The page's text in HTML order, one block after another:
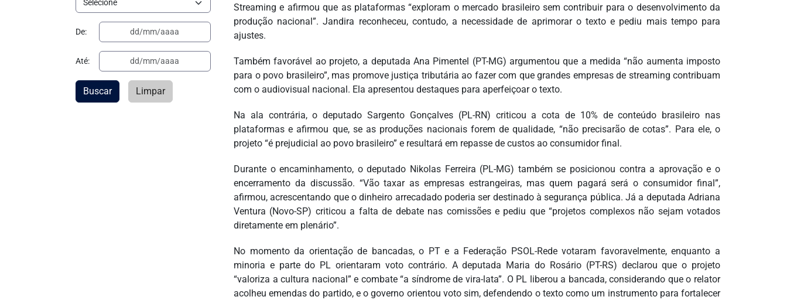
Streaming e afirmou que as plataformas “exploram o mercado brasileiro sem contribuir para o desenvolvimento da
produção nacional”. Jandira reconheceu, contudo, a necessidade de aprimorar o texto e pediu mais tempo para
ajustes.
Também favorável ao projeto, a deputada Ana Pimentel (PT-MG) argumentou que a medida “não aumenta imposto
para o povo brasileiro”, mas promove justiça tributária ao fazer com que grandes empresas de streaming contribuam
com o audiovisual nacional. Ela apresentou destaques para aperfeiçoar o texto.
Na ala contrária, o deputado Sargento Gonçalves (PL-RN) criticou a cota de 10% de conteúdo brasileiro nas
plataformas e afirmou que, se as produções nacionais forem de qualidade, “não precisarão de cotas”. Para ele, o
projeto “é prejudicial ao povo brasileiro” e resultará em repasse de custos ao consumidor final.
Durante o encaminhamento, o deputado Nikolas Ferreira (PL-MG) também se posicionou contra a aprovação e o
encerramento da discussão. “Vão taxar as empresas estrangeiras, mas quem pagará será o consumidor final”,
afirmou, acrescentando que o dinheiro arrecadado poderia ser destinado à segurança pública. Já a deputada Adriana
Ventura (Novo-SP) criticou a falta de debate nas comissões e pediu que “projetos complexos não sejam votados
diretamente em plenário”.
No momento da orientação de bancadas, o PT e a Federação PSOL-Rede votaram favoravelmente, enquanto a
minoria e parte do PL orientaram voto contrário. A deputada Maria do Rosário (PT-RS) declarou que o projeto
“valoriza a cultura nacional” e combate “a síndrome de vira-lata”. O PL liberou a bancada, considerando que o relator
acolheu emendas do partido, e o governo orientou voto sim, defendendo o texto como um instrumento para fortalecer
De:
Até:
Buscar Limpar